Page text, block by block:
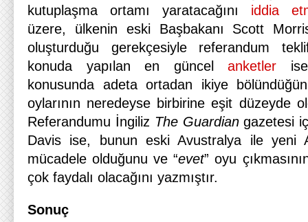
kutuplaşma ortamı yaratacağını iddia
üzere, ülkenin eski Başbakanı Scott
oluşturduğu gerekçesiyle referandum
konuda yapılan en güncelanketler
konusunda adeta ortadan ikiye
oylarının neredeyse birbirine eşit düzeyde
Referandumu İngiliz The Guardiangazetesi
Davis ise, bunun eski Avustralya ile yeni
mücadele olduğunu ve “evet” oyu
çok faydalı olacağını yazmıştır.
Sonuç